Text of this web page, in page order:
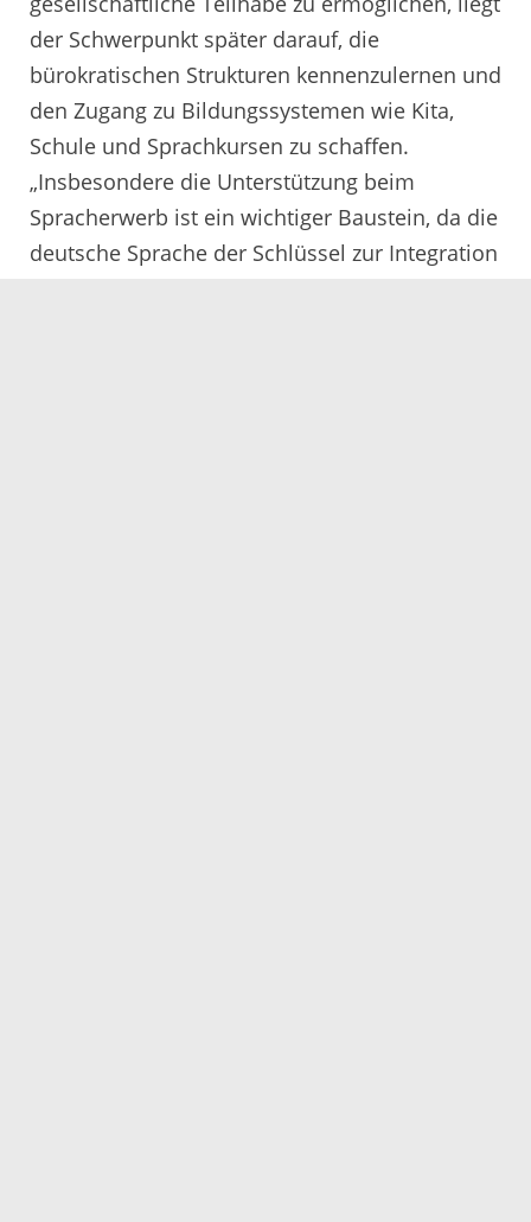
der Schwerpunkt später darauf, die
bürokratischen Strukturen kennenzulernen und
den Zugang zu Bildungssystemen wie Kita,
Schule und Sprachkursen zu schaffen.
„Insbesondere die Unterstützung beim
Spracherwerb ist ein wichtiger Baustein, da die
deutsche Sprache der Schlüssel zur Integration